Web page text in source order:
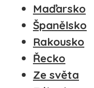
Maďarsko
Španělsko
Rakousko
Řecko
Ze světa